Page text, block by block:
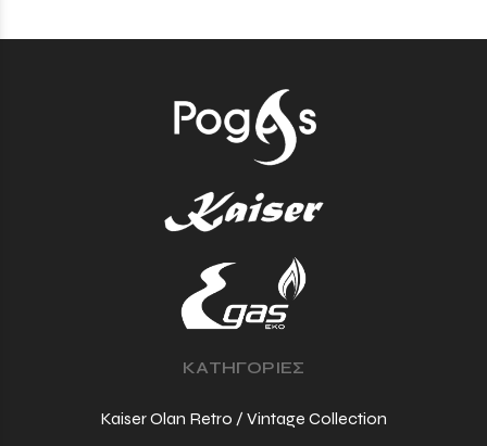
ΚΑΤΗΓΟΡΙΕΣ
Kaiser Olan Retro / Vintage Collection